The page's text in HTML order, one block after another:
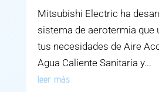
Mitsubishi Electric ha
sistema de aerotermia que
tus necesidades de Aire
Agua Caliente Sanitaria y...
leer más